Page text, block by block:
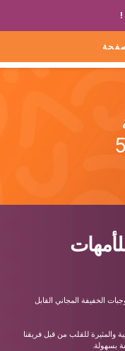
+1 888
للوجبات الخفيفة لمدة 5
الخفيفة المجاني القابل
والمثيرة للقلب من قبل فريقنا
بسهولة.